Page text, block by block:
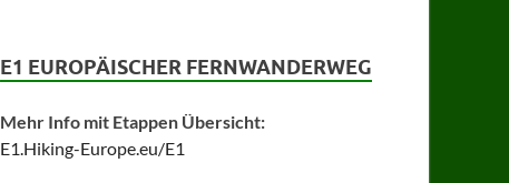
E1 EUROPÄISCHER FERNWANDERWEG
Mehr Info mit Etappen Übersicht:
E1.Hiking-Europe.eu/E1